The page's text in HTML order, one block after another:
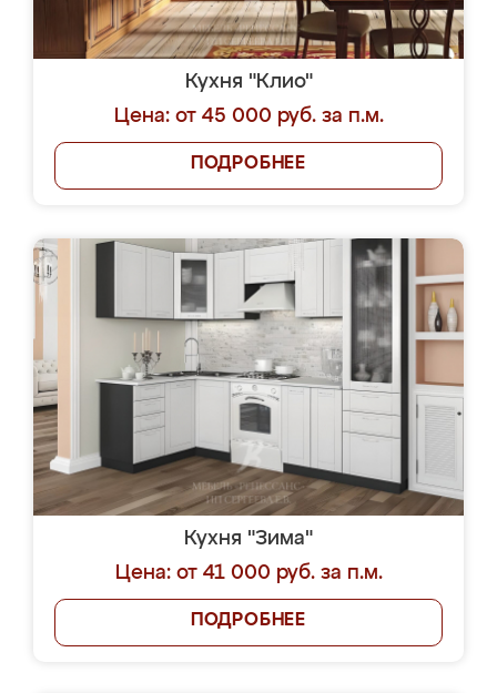
Кухня "Клио"
Цена: от 45 000 руб. за п.м.
ПОДРОБНЕЕ
Кухня "Зима"
Цена: от 41 000 руб. за п.м.
ПОДРОБНЕЕ